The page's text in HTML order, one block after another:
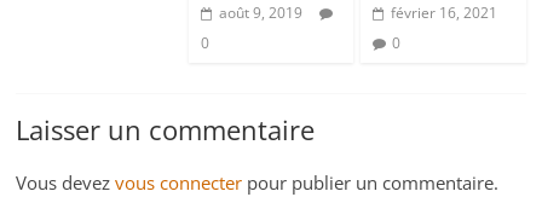
août 9, 2019
0
février 16, 2021
0
Laisser un commentaire
Vous devezvous connecter pour publier un commentaire.